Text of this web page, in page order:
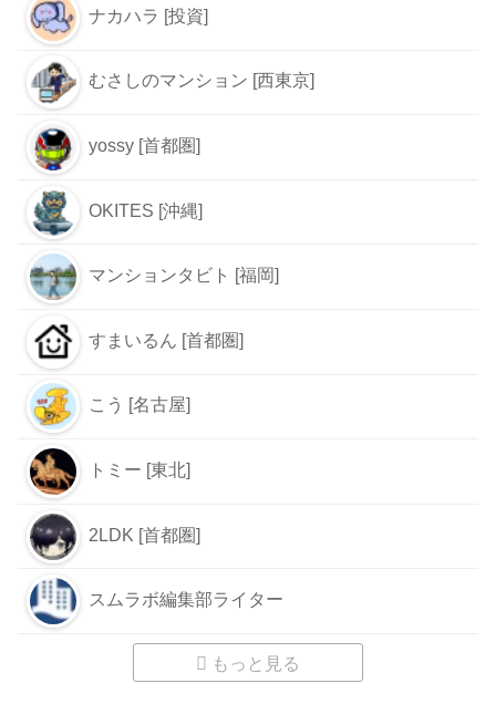
ナカハラ [投資]
むさしのマンション [西東京]
yossy [首都圏]
OKITES [沖縄]
マンションタビト [福岡]
すまいるん [首都圏]
こう [名古屋]
トミー [東北]
2LDK [首都圏]
スムラボ編集部ライター
もっと見る